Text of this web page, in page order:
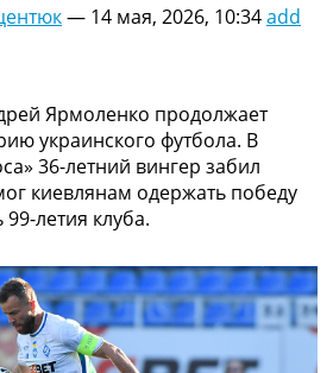
Чемпионата Мира
Таблицы групп
Лига
Лига
>>>
УЕФА
УЕФА
— 14 мая, 2026, 10:34add
Ярмоленко продолжает
украинского футбола. В
36-летний вингер забил
киевлянам одержать победу
летия клуба.